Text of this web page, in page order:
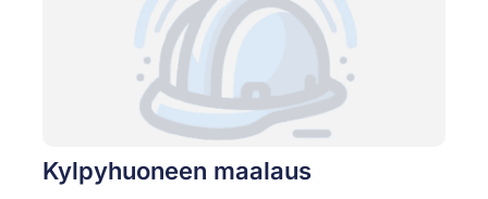
Kylpyhuoneen maalaus